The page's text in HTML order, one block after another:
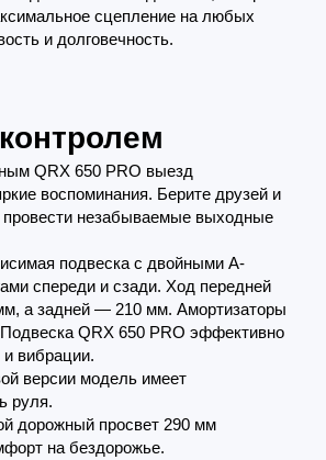
сцепление на любых
и долговечность.
QRX 650 PRO выезд
воспоминания. Берите друзей и
незабываемые выходные
подвеска с двойными А-
спереди и сзади. Ход передней
а задней — 210 мм. Амортизаторы
Подвеска QRX 650 PRO эффективно
вибрации.
версии модель имеет
руля.
дорожный просвет 290 мм
на бездорожье.